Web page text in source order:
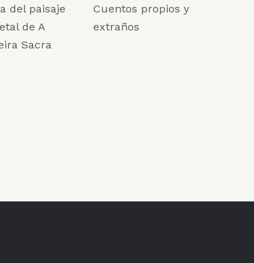
del paisaje
de A
Sacra
Cuentos propios y
extraños